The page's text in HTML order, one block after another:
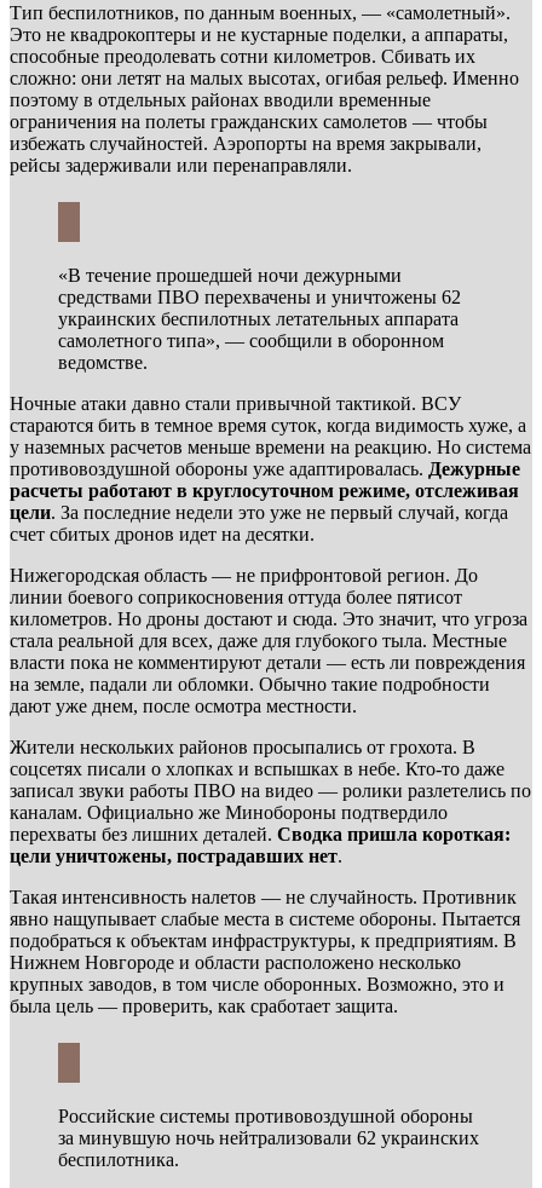
Тип беспилотников, по данным военных, — «самолетный».
Это не квадрокоптеры и не кустарные поделки, а аппараты,
способные преодолевать сотни километров. Сбивать их
сложно: они летят на малых высотах, огибая рельеф. Именно
поэтому в отдельных районах вводили временные
ограничения на полеты гражданских самолетов — чтобы
избежать случайностей. Аэропорты на время закрывали,
рейсы задерживали или перенаправляли.
«В течение прошедшей ночи дежурными
средствами ПВО перехвачены и уничтожены 62
украинских беспилотных летательных аппарата
самолетного типа», — сообщили в оборонном
ведомстве.
Ночные атаки давно стали привычной тактикой. ВСУ
стараются бить в темное время суток, когда видимость хуже, а
у наземных расчетов меньше времени на реакцию. Но система
противовоздушной обороны уже адаптировалась. Дежурные
расчеты работают в круглосуточном режиме, отслеживая
цели. За последние недели это уже не первый случай, когда
счет сбитых дронов идет на десятки.
Нижегородская область — не прифронтовой регион. До
линии боевого соприкосновения оттуда более пятисот
километров. Но дроны достают и сюда. Это значит, что угроза
стала реальной для всех, даже для глубокого тыла. Местные
власти пока не комментируют детали — есть ли повреждения
на земле, падали ли обломки. Обычно такие подробности
дают уже днем, после осмотра местности.
Жители нескольких районов просыпались от грохота. В
соцсетях писали о хлопках и вспышках в небе. Кто-то даже
записал звуки работы ПВО на видео — ролики разлетелись по
каналам. Официально же Минобороны подтвердило
перехваты без лишних деталей. Сводка пришла короткая:
цели уничтожены, пострадавших нет.
Такая интенсивность налетов — не случайность. Противник
явно нащупывает слабые места в системе обороны. Пытается
подобраться к объектам инфраструктуры, к предприятиям. В
Нижнем Новгороде и области расположено несколько
крупных заводов, в том числе оборонных. Возможно, это и
была цель — проверить, как сработает защита.
Российские системы противовоздушной обороны
за минувшую ночь нейтрализовали 62 украинских
беспилотника.